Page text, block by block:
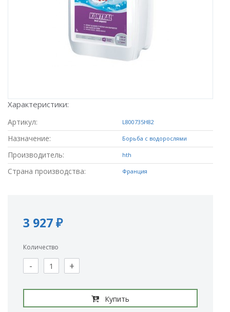
Характеристики:
Артикул: L800735H82
Назначение: Борьба с водорослями
Производитель: hth
Страна производства: Франция
3 927 ₽
Количество
- +
Купить